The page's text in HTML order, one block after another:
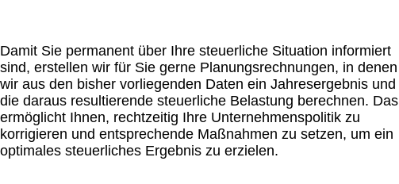
Damit Sie permanent über Ihre steuerliche Situation informiert
sind, erstellen wir für Sie gerne Planungsrechnungen, in denen
wir aus den bisher vorliegenden Daten ein Jahresergebnis und
die daraus resultierende steuerliche Belastung berechnen. Das
ermöglicht Ihnen, rechtzeitig Ihre Unternehmenspolitik zu
korrigieren und entsprechende Maßnahmen zu setzen, um ein
optimales steuerliches Ergebnis zu erzielen.